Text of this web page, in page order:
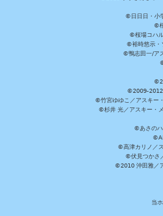
©日日日・小
©
©桜場コハ
©裕時悠示・
©鴨志田一/ア
©2009-2012
©竹宮ゆゆこ／アスキー
©杉井 光／アスキー・
©あさの
©高津カリノ／
©伏見つかさ
©2010 沖田雅／
当